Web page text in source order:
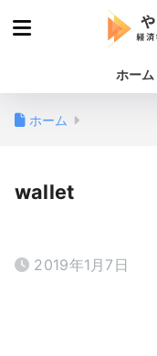
ホーム
ホーム
wallet
2019年1月7日